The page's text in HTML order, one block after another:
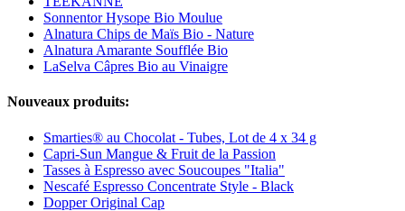
Sonnentor Hysope Bio Moulue
Alnatura Chips de Maïs Bio - Nature
Alnatura Amarante Soufflée Bio
LaSelva Câpres Bio au Vinaigre
Nouveaux produits:
Smarties® au Chocolat - Tubes, Lot de 4 x 34 g
Capri-Sun Mangue & Fruit de la Passion
Tasses à Espresso avec Soucoupes "Italia"
Nescafé Espresso Concentrate Style - Black
Dopper Original Cap